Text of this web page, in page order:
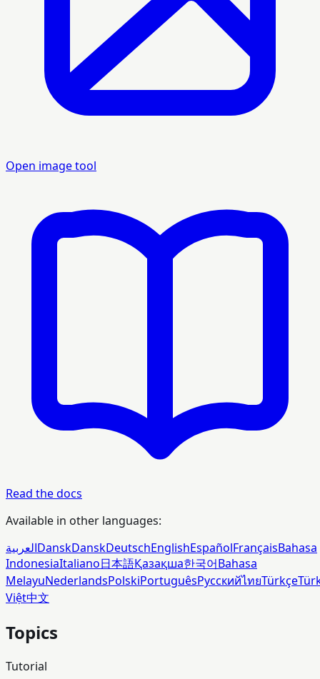
Open image tool
Read the docs
Available in other languages:
العربيةDanskDanskDeutschEnglishEspañolFrançaisBahasa
IndonesiaItaliano日本語Қазақша한국어Bahasa
MelayuNederlandsPolskiPortuguêsРусскийไทยTürkçe
Việt中文
Topics
Tutorial